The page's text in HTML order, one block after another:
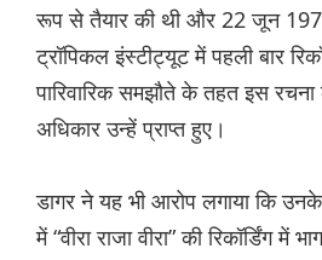
रूप से तैयार की थी और 22 जून
ट्रॉपिकल इंस्टीट्यूट में पहली बार
पारिवारिक समझौते के तहत इस
अधिकार उन्हें प्राप्त हुए।
डागर ने यह भी आरोप लगाया कि उनके
में “वीरा राजा वीरा” की रिकॉर्डिंग में